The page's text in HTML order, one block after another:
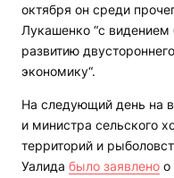
октября он среди
Лукашенко “с
развитию
экономику“.
На следующий день на
и министра сельского
территорий и
Уалида было заявлено о